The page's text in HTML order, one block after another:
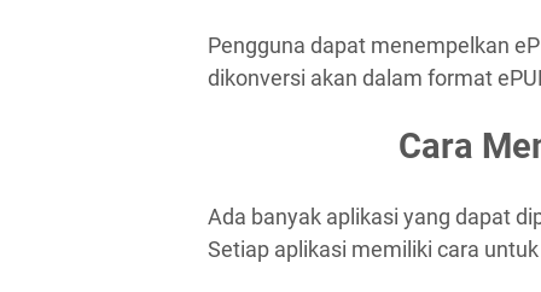
Pengguna dapat menempelkan
dikonversi akan dalam format
Cara
Ada banyak aplikasi yang dapat
Setiap aplikasi memiliki cara